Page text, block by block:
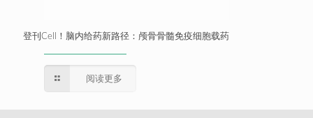
登刊Cell！脑内给药新路径：颅骨骨髓免疫细胞载药
阅读更多